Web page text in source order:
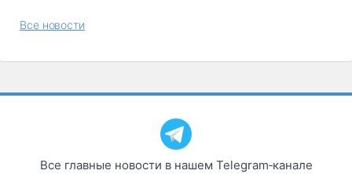
Все новости
Все главные новости в нашем Telegram‑канале